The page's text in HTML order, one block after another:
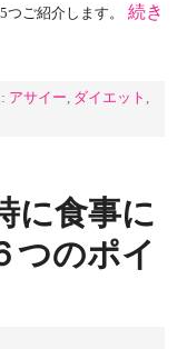
ご紹介します。
続き
アサイー ダイエット
に食事に
つのポイ